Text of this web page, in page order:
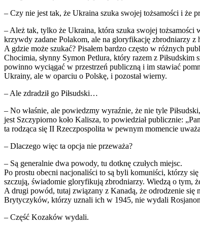
– Czy nie jest tak, że Ukraina szuka swojej tożsamości i że
– Ależ tak, tylko że Ukraina, która szuka swojej
krzywdy zadane Polakom, ale na gloryfikację zbrodniarzy z
A gdzie może szukać? Pisałem bardzo często w różnych
Chocimia, słynny Symon Petlura, który razem z
powinno wyciągać w przestrzeń publiczną i im stawiać
Ukrainy, ale w oparciu o Polskę, i pozostał wierny.
– Ale zdradził go Piłsudski…
– No właśnie, ale powiedzmy wyraźnie, że nie tyle
jest Szczypiorno koło Kalisza, to powiedział publicznie:
ta rodząca się II Rzeczpospolita w pewnym momencie
– Dlaczego więc ta opcja nie przeważa?
– Są generalnie dwa powody, tu dotknę czułych miejsc.
Po prostu obecni nacjonaliści to są byli komuniści, którzy
szczują, świadomie gloryfikują zbrodniarzy. Wiedzą o tym,
A drugi powód, tutaj związany z Kanadą, że odrodzenie się
Brytyczyków, którzy uznali ich w 1945, nie wydali
– Część Kozaków wydali.